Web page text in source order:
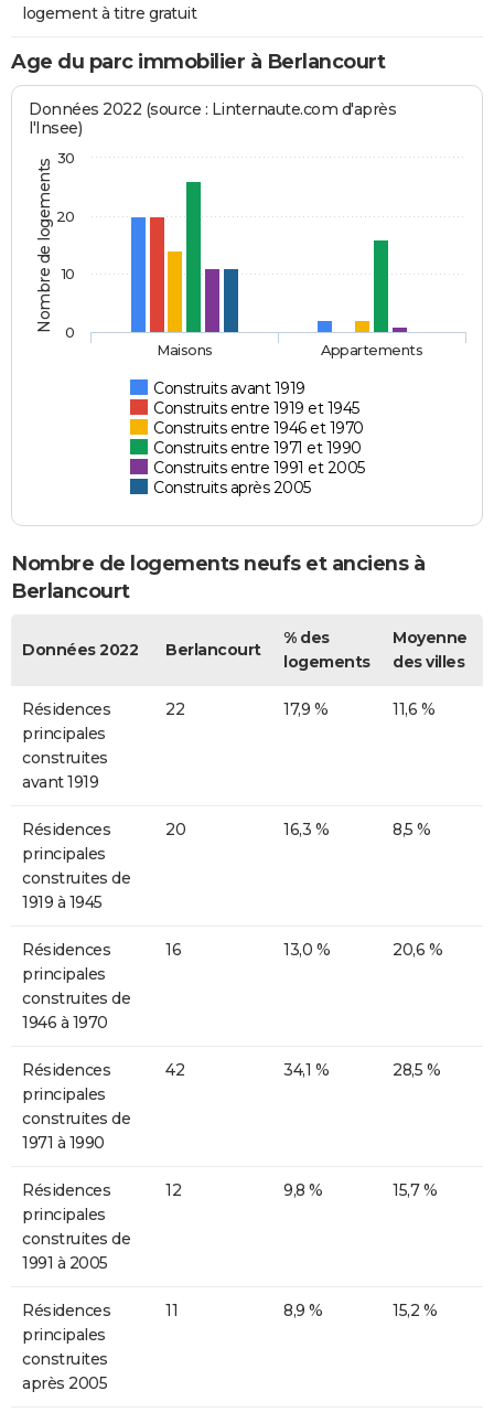
logement à titre gratuit
Age du parc immobilier à Berlancourt
Nombre de logements
Données 2022 (source : Linternaute.com d'après
l'Insee)
Construits avant 1919
Construits entre 1919 et 1945
Construits entre 1946 et 1970
Construits entre 1971 et 1990
Construits entre 1991 et 2005
Construits après 2005
Maisons Appartements
0
10
20
30
Nombre de logements neufs et anciens à
Berlancourt
Données 2022 Berlancourt
% des
logements
Moyenne
des villes
Résidences
principales
construites
avant 1919
22 17,9 % 11,6 %
Résidences
principales
construites de
1919 à 1945
20 16,3 % 8,5 %
Résidences
principales
construites de
1946 à 1970
16 13,0 % 20,6 %
Résidences
principales
construites de
1971 à 1990
42 34,1 % 28,5 %
Résidences
principales
construites de
1991 à 2005
12 9,8 % 15,7 %
Résidences
principales
construites
après 2005
11 8,9 % 15,2 %